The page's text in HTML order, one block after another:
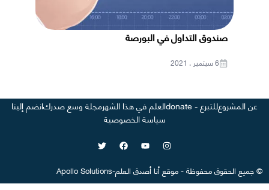
صندوق التداول في البورصة
6 سبتمبر ، 2021
عن المشروعللتبرع - donate العلم في هذا الشهرمجلة وسع صدركانضم إلينا
سياسة الخصوصية
©جميع الحقوق محفوظة-موقع أنا أصدق العلم-
Apollo Solutions